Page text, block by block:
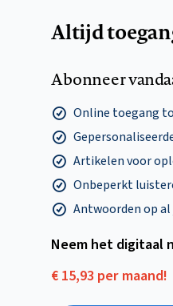
Altijd
Abonneer
Online toegang
Artikelen voor
Onbeperkt
Antwoorden op al
Neem het digitaal
€ 15,93 per maand!